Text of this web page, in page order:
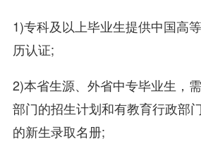
1)专科及以上毕业生提供中国高
历认证;
2)本省生源、外省中专毕业生，
部门的招生计划和有教育行政部
的新生录取名册;